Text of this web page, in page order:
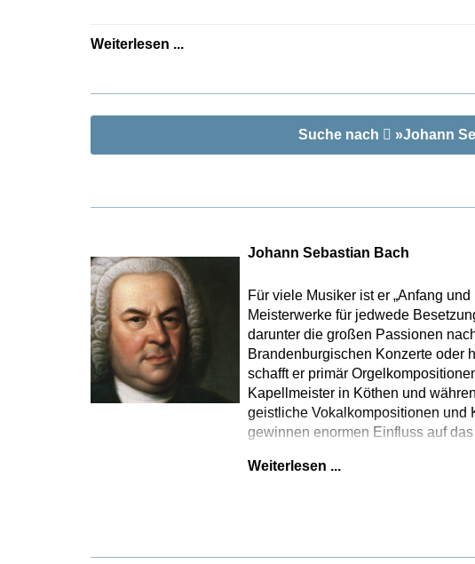
Weiterlesen ...
Suche nach »Johann
Johann Sebastian Bach
Für viele Musiker ist er „Anfang
Meisterwerke für jedwede
darunter die großen Passionen
Brandenburgischen Konzerte oder
schafft er primär
Kapellmeister in Köthen und
geistliche Vokalkompositionen und
gewinnen enormen Einfluss auf
Weiterlesen ...